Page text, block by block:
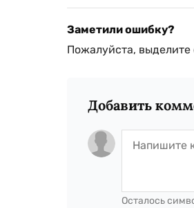
Заметили ошибку?
Пожалуйста,
Добавить
Осталось